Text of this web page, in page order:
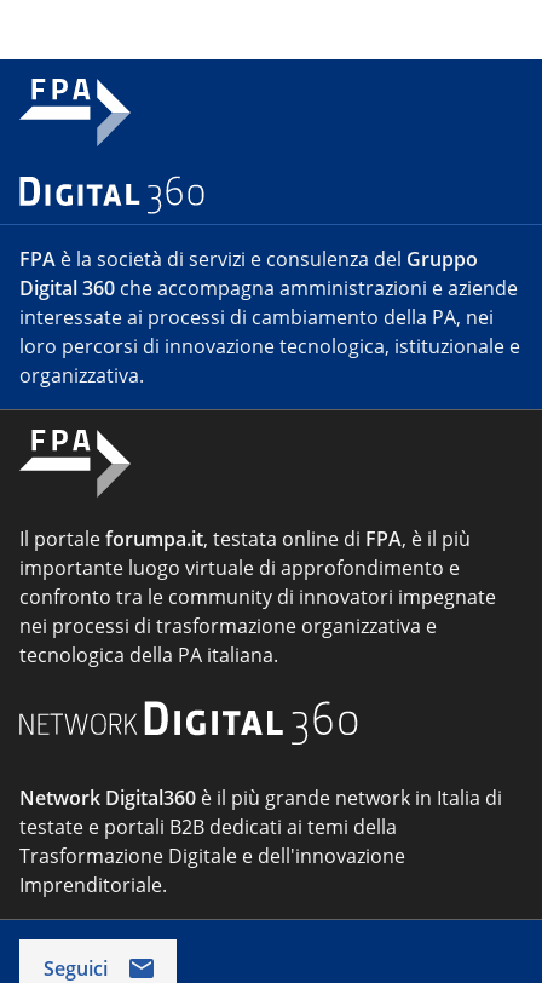
FPA è la società di servizi e consulenza del Gruppo
Digital 360 che accompagna amministrazioni e aziende
interessate ai processi di cambiamento della PA, nei
loro percorsi di innovazione tecnologica, istituzionale e
organizzativa.
Il portaleforumpa.it, testata online di FPA, è il più
importante luogo virtuale di approfondimento e
confronto tra le community di innovatori impegnate
nei processi di trasformazione organizzativa e
tecnologica della PA italiana.
Network Digital360 è il più grande network in Italia di
testate e portali B2B dedicati ai temi della
Trasformazione Digitale e dell'innovazione
Imprenditoriale.
Seguici